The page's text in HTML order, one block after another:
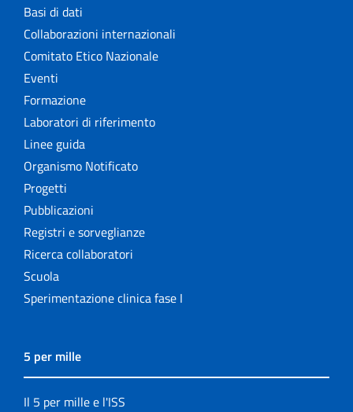
Basi di dati
Collaborazioni internazionali
Comitato Etico Nazionale
Eventi
Formazione
Laboratori di riferimento
Linee guida
Organismo Notificato
Progetti
Pubblicazioni
Registri e sorveglianze
Ricerca collaboratori
Scuola
Sperimentazione clinica fase I
5 per mille
Il 5 per mille e l'ISS